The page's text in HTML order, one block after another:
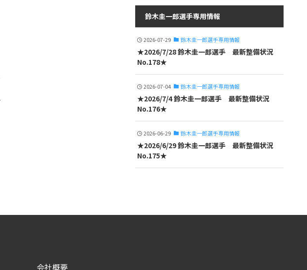
鈴木圭一郎選手専用情報
2026-07-29 鈴木圭一郎選手専用情報
★2026/7/28 鈴木圭一郎選手 最新整備状況
No.178★
2026-07-04 鈴木圭一郎選手専用情報
★2026/7/4 鈴木圭一郎選手 最新整備状況
No.176★
2026-06-29 鈴木圭一郎選手専用情報
★2026/6/29 鈴木圭一郎選手 最新整備状況
No.175★
会社概要